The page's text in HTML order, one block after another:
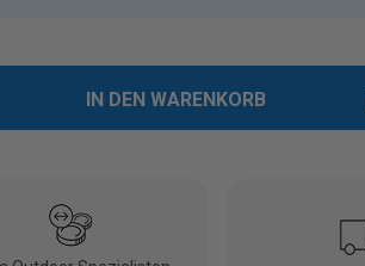
IN DEN WARENKORB